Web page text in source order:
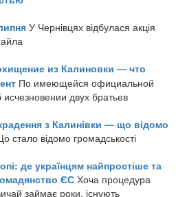
У Чернівцях відбулася акція
из Калиновки — что
По имеющейся официальной
двух братьев
з Калинівки — що відомо
стало відомо громадськості
де українцям найпростіше та
ЄС Хоча процедура
займає роки, існують